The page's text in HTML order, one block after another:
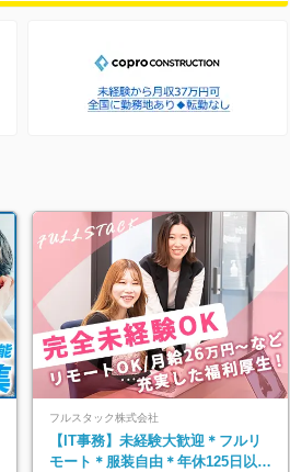
フルスタック株式会社
【IT事務】未経験大歓迎＊フルリ
モート＊服装自由＊年休125日以上